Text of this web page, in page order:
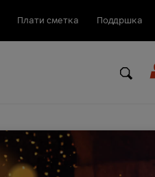
Плати сметка Поддршка